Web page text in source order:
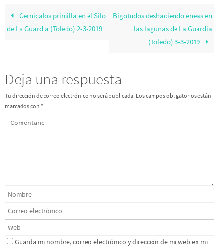
Cernícalos primilla en el Silo
de La Guardia (Toledo) 2-3-2019
Bigotudos deshaciendo eneas en
las lagunas de La Guardia
(Toledo) 3-3-2019
Deja una respuesta
Tu dirección de correo electrónico no será publicada. Los campos obligatorios están
marcados con *
Guarda mi nombre, correo electrónico y dirección de mi web en mi